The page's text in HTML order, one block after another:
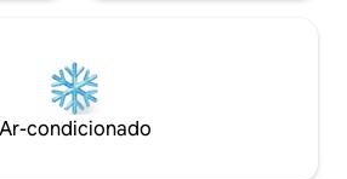
Ar-condicionado